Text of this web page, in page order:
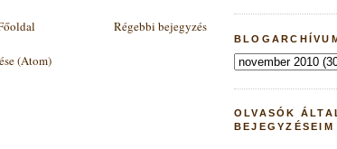
Régebbi bejegyzés
(Atom)
OLVASÓK
BEJEGYZÉSEIM